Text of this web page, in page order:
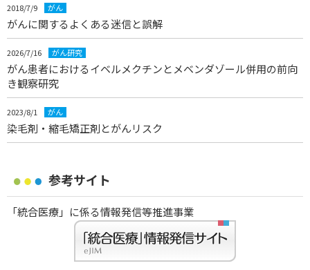
2018/7/9 がん
がんに関するよくある迷信と誤解
2026/7/16 がん研究
がん患者におけるイベルメクチンとメベンダゾール併用の前向
き観察研究
2023/8/1 がん
染毛剤・縮毛矯正剤とがんリスク
参考サイト
「統合医療」に係る情報発信等推進事業